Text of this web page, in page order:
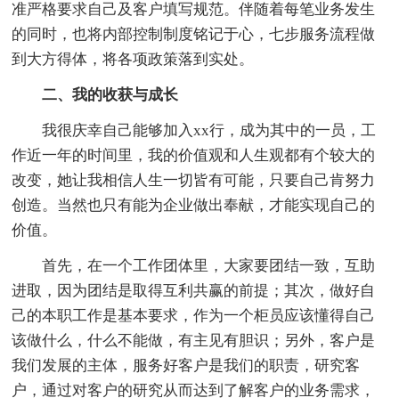
准严格要求自己及客户填写规范。伴随着每笔业务发生
的同时，也将内部控制制度铭记于心，七步服务流程做
到大方得体，将各项政策落到实处。
二、我的收获与成长
我很庆幸自己能够加入xx行，成为其中的一员，工
作近一年的时间里，我的价值观和人生观都有个较大的
改变，她让我相信人生一切皆有可能，只要自己肯努力
创造。当然也只有能为企业做出奉献，才能实现自己的
价值。
首先，在一个工作团体里，大家要团结一致，互助
进取，因为团结是取得互利共赢的前提；其次，做好自
己的本职工作是基本要求，作为一个柜员应该懂得自己
该做什么，什么不能做，有主见有胆识；另外，客户是
我们发展的主体，服务好客户是我们的职责，研究客
户，通过对客户的研究从而达到了解客户的业务需求，